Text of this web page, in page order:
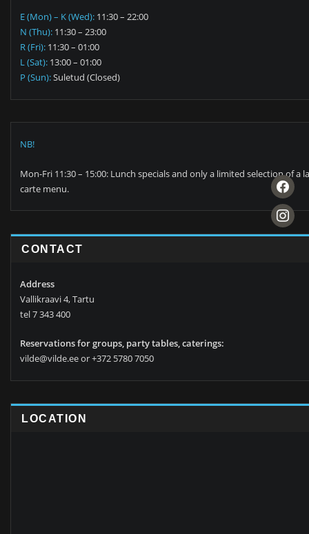
E (Mon) – K (Wed): 11:30 – 22:00
N (Thu): 11:30 – 23:00
R (Fri): 11:30 – 01:00
L (Sat): 13:00 – 01:00
P (Sun):Suletud (Closed)
NB!
Mon-Fri 11:30 – 15:00: Lunch specials and only a limited selection of a la
carte menu.
CONTACT
Address
Vallikraavi 4, Tartu
tel 7 343 400
Reservations for groups, party tables, caterings:
vilde@vilde.ee or +372 5780 7050
LOCATION
facebook